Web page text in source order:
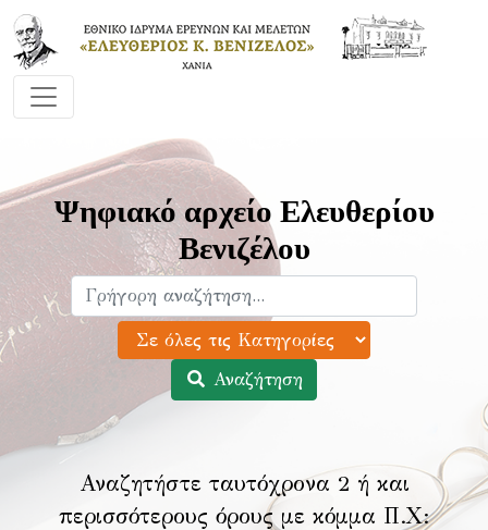
Ψηφιακό αρχείο Ελευθερίου
Βενιζέλου
Αναζήτηση
Αναζητήστε ταυτόχρονα 2 ή και
περισσότερους όρους με κόμμα Π.Χ: